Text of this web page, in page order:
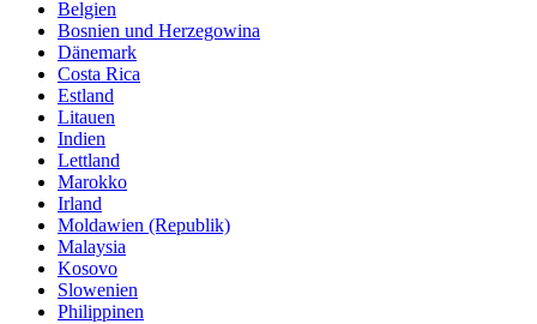
Belgien
Bosnien und Herzegowina
Dänemark
Costa Rica
Estland
Litauen
Indien
Lettland
Marokko
Irland
Moldawien (Republik)
Malaysia
Kosovo
Slowenien
Philippinen